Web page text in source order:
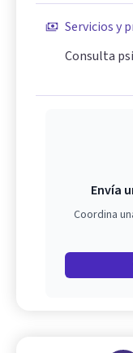
Servicios y
Consulta
Envía
Coordina